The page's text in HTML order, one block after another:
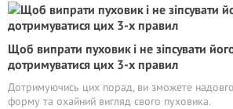
Щоб випрати пуховик і не зіпсувати
дотримуватися цих 3-х правил
Дотримуючись цих порад, ви зможете
форму та охайний вигляд свого пуховика.